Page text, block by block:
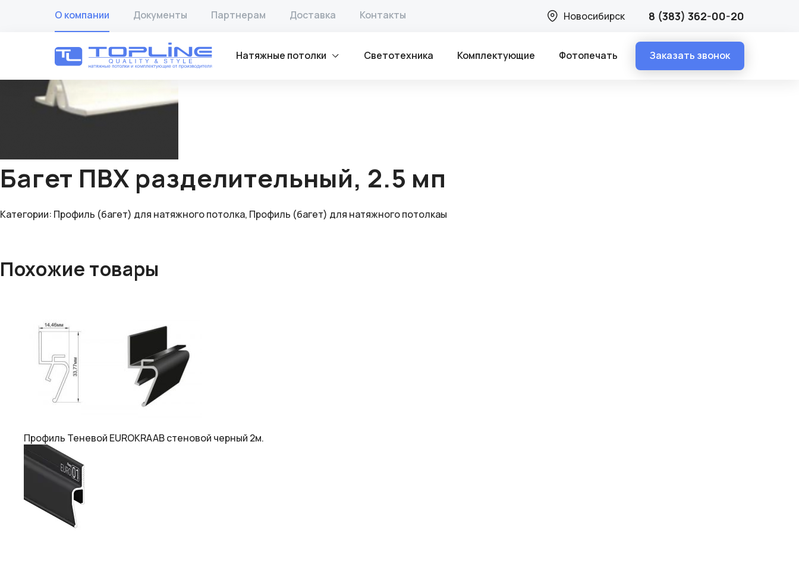
О компании Документы Партнерам Доставка Контакты Новосибирск 8 (383) 362-00-20
Натяжные потолки Светотехника Комплектующие Фотопечать Заказать звонок
Багет ПВХ разделительный, 2.5 мп
Категории: Профиль (багет) для натяжного потолка, Профиль (багет) для натяжного потолкаы
Похожие товары
Профиль Теневой EUROKRAAB стеновой черный 2м.